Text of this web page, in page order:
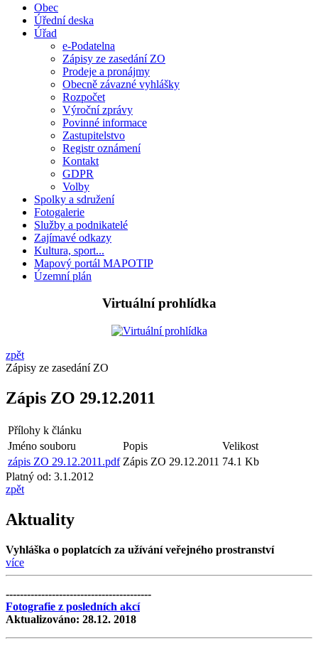
Obec
Úřední deska
Úřad
e-Podatelna
Zápisy ze zasedání ZO
Prodeje a pronájmy
Obecně závazné vyhlášky
Rozpočet
Výroční zprávy
Povinné informace
Zastupitelstvo
Registr oznámení
Kontakt
GDPR
Volby
Spolky a sdružení
Fotogalerie
Služby a podnikatelé
Zajímavé odkazy
Kultura, sport...
Mapový portál MAPOTIP
Územní plán
Virtuální prohlídka
zpět
Zápisy ze zasedání ZO
Zápis ZO 29.12.2011
Přílohy k článku
Jméno souboru
Popis
Velikost
zápis ZO 29.12.2011.pdf Zápis ZO 29.12.2011 74.1 Kb
Platný od: 3.1.2012
zpět
Aktuality
Vyhláška o poplatcích za užívání veřejného prostranství
více
-----------------------------------------
Fotografie z posledních akcí
Aktualizováno: 28.12. 2018